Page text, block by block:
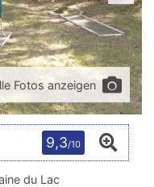
Fotos anzeigen
9,3/10
du Lac